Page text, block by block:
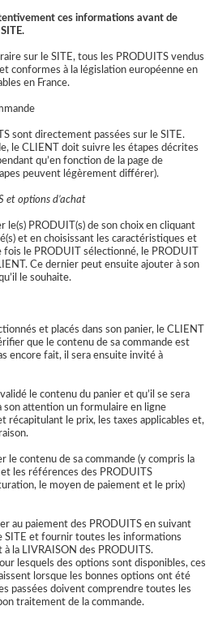
ces informations avant de
sur le SITE, tous les PRODUITS vendus
conformes à la législation européenne en
en France.
sont directement passées sur le SITE.
le CLIENT doit suivre les étapes décrites
qu’en fonction de la page de
peuvent légèrement différer).
et options d’achat
le(s) PRODUIT(s) de son choix en cliquant
et en choisissant les caractéristiques et
le PRODUIT sélectionné, le PRODUIT
Ce dernier peut ensuite ajouter à son
le souhaite.
et placés dans son panier, le CLIENT
que le contenu de sa commande est
encore fait, il sera ensuite invité à
le contenu du panier et qu’il se sera
son attention un formulaire en ligne
récapitulant le prix, les taxes applicables et,
le contenu de sa commande (y compris la
les références des PRODUITS
le moyen de paiement et le prix)
au paiement des PRODUITS en suivant
SITE et fournir toutes les informations
la LIVRAISON des PRODUITS.
lesquels des options sont disponibles, ces
lorsque les bonnes options ont été
passées doivent comprendre toutes les
traitement de la commande.